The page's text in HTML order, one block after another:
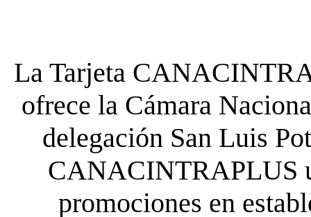
La Tarjeta
ofrece la Cámara
delegación San Luis
CANACINTRAPLUS
promociones en